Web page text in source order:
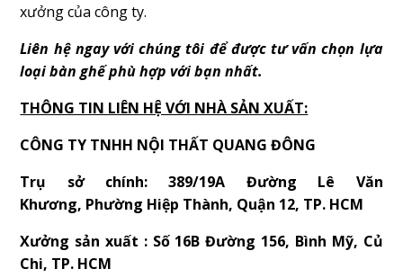
xưởng của công ty.
Liên hệ ngay với chúng tôi để được tư vấn chọn lựa
loại bàn ghế phù hợp với bạn nhất.
THÔNG TIN LIÊN HỆ VỚI NHÀ SẢN XUẤT:
CÔNG TY TNHH NỘI THẤT QUANG ĐÔNG
Trụ sở chính: 389/19A Đường Lê Văn
Khương, Phường Hiệp Thành, Quận 12, TP. HCM
Xưởng sản xuất : Số 16B Đường 156, Bình Mỹ, Củ
Chi, TP. HCM